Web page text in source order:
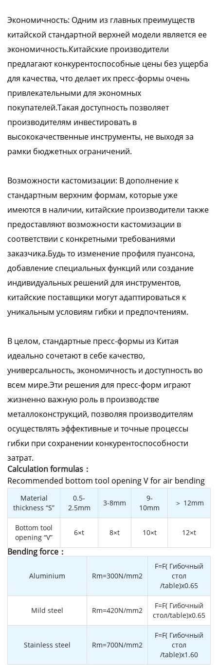
Экономичность: Одним из главных преимуществ
китайской стандартной верхней модели является ее
экономичность.Китайские производители
предлагают конкурентоспособные цены без ущерба
для качества, что делает их пресс-формы очень
привлекательными для экономных
покупателей.Такая доступность позволяет
производителям инвестировать в
высококачественные инструменты, не выходя за
рамки бюджетных ограничений.
Возможности кастомизации: В дополнение к
стандартным верхним формам, которые уже
имеются в наличии, китайские производители также
предоставляют возможности кастомизации в
соответствии с конкретными требованиями
заказчика.Будь то изменение профиля пуансона,
добавление специальных функций или создание
индивидуальных решений для инструментов,
китайские поставщики могут адаптироваться к
уникальным условиям гибки и предпочтениям.
В целом, стандартные пресс-формы из Китая
идеально сочетают в себе качество,
универсальность, экономичность и доступность во
всем мире.Эти решения для пресс-форм играют
жизненно важную роль в производстве
металлоконструкций, позволяя производителям
осуществлять эффективные и точные процессы
гибки при сохранении конкурентоспособности
затрат.
Calculation formulas：
Recommended bottom tool opening V for air bending
Material
thickness “S”
0.5-
2.5mm
3-8mm
9-
10mm
＞ 12mm
Bottom tool
opening “V”
6×t 8×t 10×t 12×t
Bending force：
Aluminium Rm=300N/mm2
F=F( Гибочный
стол
/table)x0.65
Mild steel Rm=420N/mm2
F=F( Гибочный
стол/table)x0.65
Stainless steel Rm=700N/mm2
F=F( Гибочный
стол
/table)x1.60